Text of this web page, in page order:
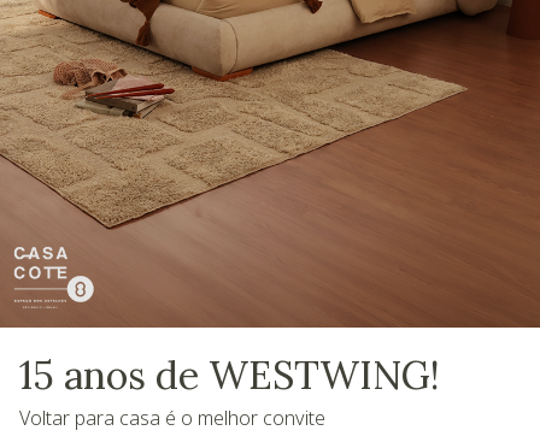
15 anos de WESTWING!
Voltar para casa é o melhor convite